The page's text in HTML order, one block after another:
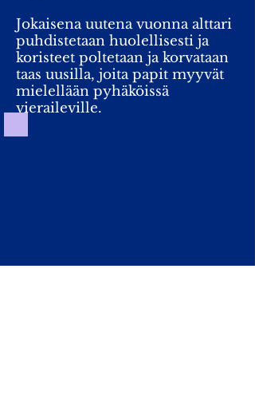
Jokaisena uutena vuonna alttari
puhdistetaan huolellisesti ja
koristeet poltetaan ja korvataan
taas uusilla, joita papit myyvät
mielellään pyhäköissä
vieraileville.